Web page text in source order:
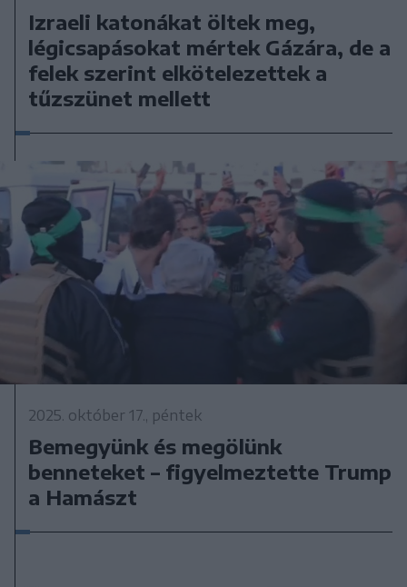
Izraeli katonákat öltek meg,
légicsapásokat mértek Gázára, de a
felek szerint elkötelezettek a
tűzszünet mellett
2025. október 17., péntek
Bemegyünk és megölünk
benneteket – figyelmeztette Trump
a Hamászt